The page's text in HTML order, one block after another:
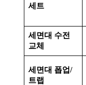
세트
세면대 수전
교체
세면대 폽업/
트랩